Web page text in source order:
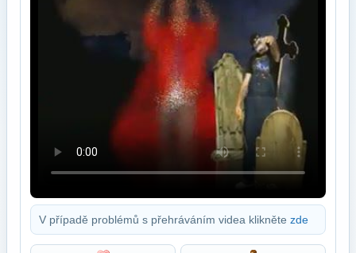
V případě problémů s přehráváním videa klikněte zde